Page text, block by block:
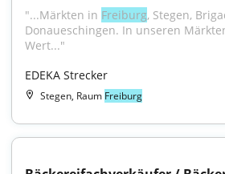
"...Märkten in Freiburg, Stegen,
Donaueschingen. In unseren
Wert..."
EDEKA Strecker
Stegen, Raum Freiburg